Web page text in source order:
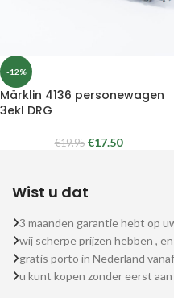
-12%
Märklin 4136 personewagen
3ekl DRG
€19.95 €17.50
Wist u dat
3 maanden garantie hebt op
wij scherpe prijzen hebben ,
gratis porto in Nederland
u kunt kopen zonder eerst